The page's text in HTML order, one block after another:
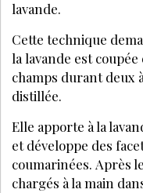
lavande.
Cette technique
la lavande est
champs durant deux
distillée.
Elle apporte à la
et développe des
coumarinées. Après
chargés à la main